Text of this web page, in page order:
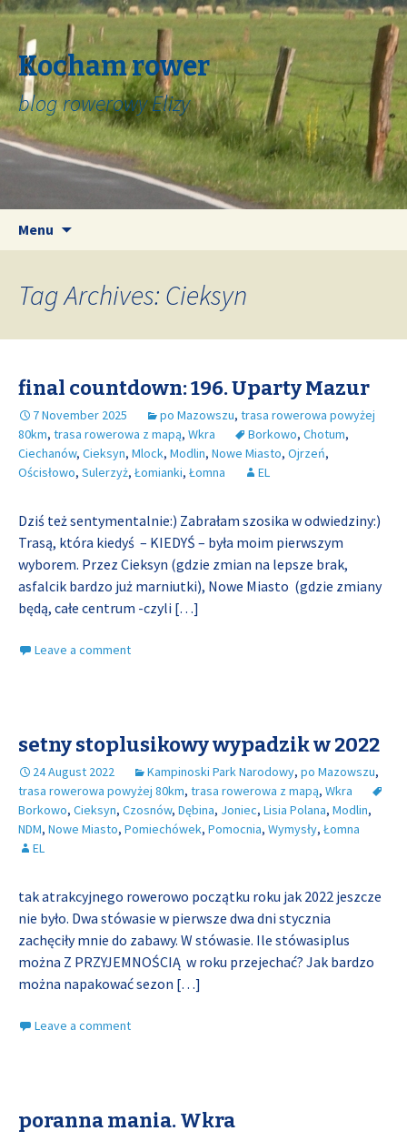
Kocham rower
blog rowerowy Elizy
Menu
Tag Archives: Cieksyn
final countdown: 196. Uparty Mazur
7 November 2025 po Mazowszu, trasa rowerowa powyżej
80km, trasa rowerowa z mapą, Wkra Borkowo, Chotum,
Ciechanów, Cieksyn, Mlock, Modlin, Nowe Miasto, Ojrzeń,
Ościsłowo, Sulerzyż, Łomianki, Łomna EL
Dziś też sentymentalnie:) Zabrałam szosika w odwiedziny:)
Trasą, która kiedyś – KIEDYŚ – była moim pierwszym
wyborem. Przez Cieksyn (gdzie zmian na lepsze brak,
asfalcik bardzo już marniutki), Nowe Miasto (gdzie zmiany
będą, całe centrum -czyli […]
Leave a comment
setny stoplusikowy wypadzik w 2022
24 August 2022 Kampinoski Park Narodowy, po Mazowszu,
trasa rowerowa powyżej 80km, trasa rowerowa z mapą, Wkra
Borkowo, Cieksyn, Czosnów, Dębina, Joniec, Lisia Polana, Modlin,
NDM, Nowe Miasto, Pomiechówek, Pomocnia, Wymysły, Łomna
EL
tak atrakcyjnego rowerowo początku roku jak 2022 jeszcze
nie było. Dwa stówasie w pierwsze dwa dni stycznia
zachęciły mnie do zabawy. W stówasie. Ile stówasiplus
można Z PRZYJEMNOŚCIĄ w roku przejechać? Jak bardzo
można napakować sezon […]
Leave a comment
poranna mania. Wkra